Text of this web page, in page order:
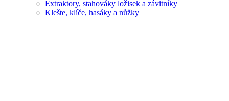
Extraktory, stahováky ložisek a závitníky
Klešte, klíče, hasáky a nůžky